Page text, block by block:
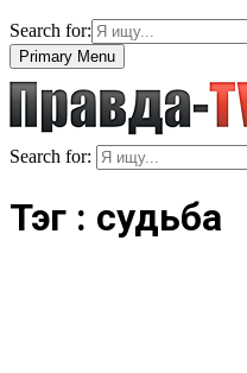
Search for:
Primary Menu
Search for:
Тэг : судьба